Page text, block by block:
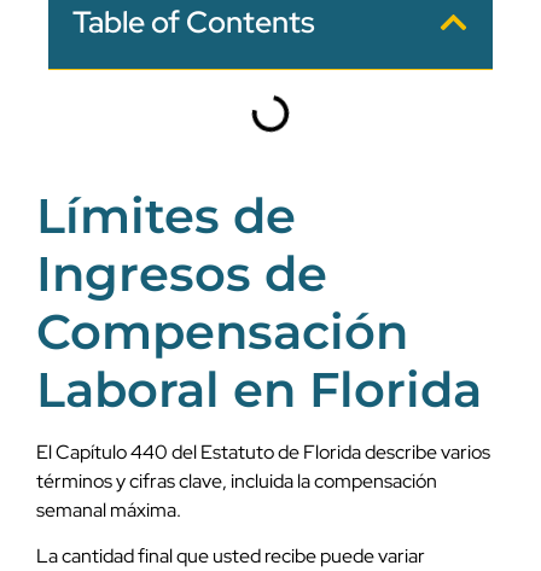
Table of Contents
Límites de
Ingresos de
Compensación
Laboral en Florida
El Capítulo 440 del Estatuto de Florida describe varios
términos y cifras clave, incluida la compensación
semanal máxima.
La cantidad final que usted recibe puede variar